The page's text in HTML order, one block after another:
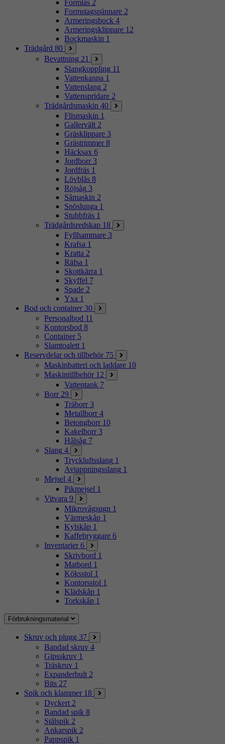
Formlås 2
Formstagspännare 2
Armeringsbock 4
Armeringsklippare 12
Bockmaskin 1
Trädgård 80
Bevattning 21
Slangkoppling 11
Vattenkanna 1
Vattenslang 2
Vattenspridare 2
Trädgårdsmaskin 40
Flismaskin 1
Gallervält 2
Gräsklippare 3
Grästrimmer 8
Häcksax 6
Jordborr 3
Jordfräs 1
Lövblås 8
Röjsåg 3
Såmaskin 2
Snöslunga 1
Stubbfräs 1
Trädgårdsredskap 18
Fyllhammare 3
Krafsa 1
Kratta 2
Räfsa 1
Skottkärra 1
Skyffel 7
Spade 2
Yxa 1
Bod och container 30
Personalbod 11
Kontorsbod 8
Container 5
Slamtoalett 1
Reservdelar och tillbehör 75
Maskinbatteri och laddare 10
Maskintillbehör 12
Vattentank 7
Borr 29
Träborr 3
Metallborr 4
Betongborr 10
Kakelborr 3
Hålsåg 7
Slang 4
Tryckluftsslang 1
Avtappningsslang 1
Mejsel 4
Pikmejsel 1
Vitvara 9
Mikrovågsugn 1
Värmeskåp 1
Kylskåp 1
Kaffebryggare 6
Inventarier 6
Skrivbord 1
Matbord 1
Köksstol 1
Kontorsstol 1
Klädskåp 1
Torkskåp 1
Förbrukningsmaterial
Skruv och plugg 37
Bandad skruv 4
Gipsskruv 1
Träskruv 1
Expanderbult 2
Bits 27
Spik och klammer 18
Dyckert 2
Bandad spik 8
Stålspik 2
Ankarspik 2
Pappspik 1